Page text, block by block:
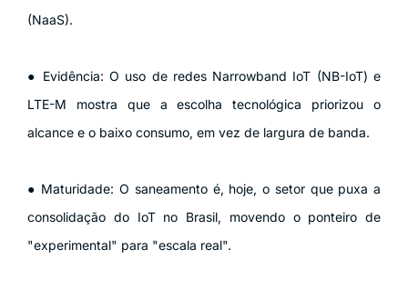
(NaaS).
● Evidência: O uso de redes Narrowband IoT (NB-IoT) e
LTE-M mostra que a escolha tecnológica priorizou o
alcance e o baixo consumo, em vez de largura de banda.
● Maturidade: O saneamento é, hoje, o setor que puxa a
consolidação do IoT no Brasil, movendo o ponteiro de
"experimental" para "escala real".